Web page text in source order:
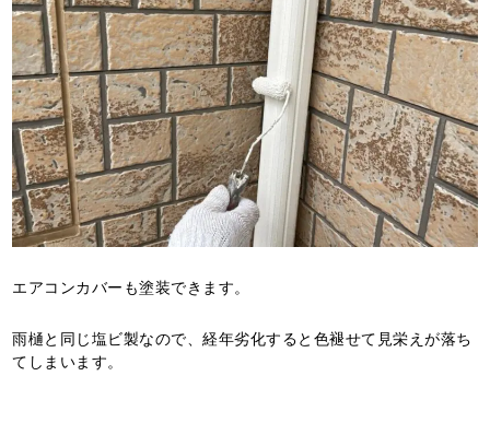
エアコンカバーも塗装できます。
雨樋と同じ塩ビ製なので、経年劣化すると色褪せて見栄えが落ち
てしまいます。